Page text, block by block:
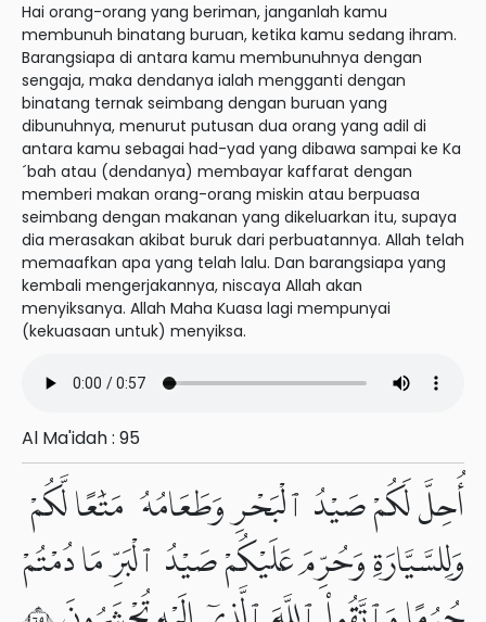
Hai orang-orang yang beriman, janganlah kamu
membunuh binatang buruan, ketika kamu sedang ihram.
Barangsiapa di antara kamu membunuhnya dengan
sengaja, maka dendanya ialah mengganti dengan
binatang ternak seimbang dengan buruan yang
dibunuhnya, menurut putusan dua orang yang adil di
antara kamu sebagai had-yad yang dibawa sampai ke Ka
´bah atau (dendanya) membayar kaffarat dengan
memberi makan orang-orang miskin atau berpuasa
seimbang dengan makanan yang dikeluarkan itu, supaya
dia merasakan akibat buruk dari perbuatannya. Allah telah
memaafkan apa yang telah lalu. Dan barangsiapa yang
kembali mengerjakannya, niscaya Allah akan
menyiksanya. Allah Maha Kuasa lagi mempunyai
(kekuasaan untuk) menyiksa.
Al Ma'idah : 95
أُحِلَّ لَكُمْ صَيْدُ ٱلْبَحْرِ وَطَعَامُهُۥ مَتَٰعًا لَّكُمْ
وَلِلسَّيَّارَةِ وَحُرِّمَ عَلَيْكُمْ صَيْدُ ٱلْبَرِّ مَا دُمْتُمْ